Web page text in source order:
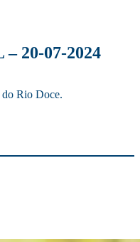
20-07-2024
do Rio Doce.